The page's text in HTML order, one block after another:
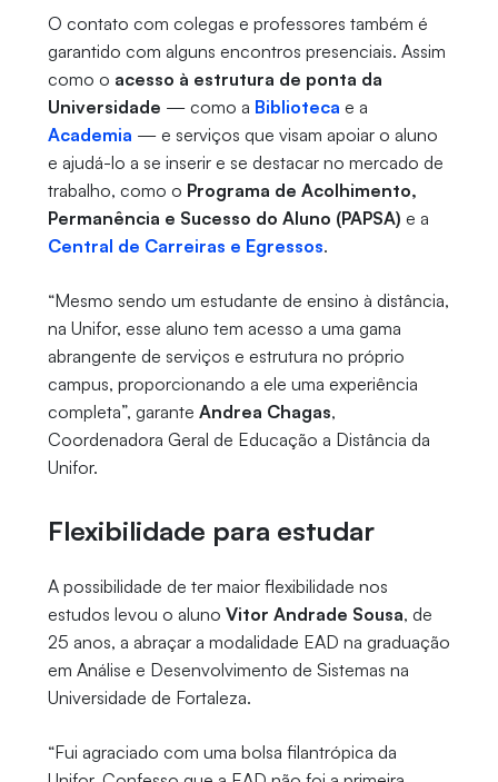
O contato com colegas e professores também é
garantido com alguns encontros presenciais. Assim
como o acesso à estrutura de ponta da
Universidade — como a Biblioteca e a
Academia — e serviços que visam apoiar o aluno
e ajudá-lo a se inserir e se destacar no mercado de
trabalho, como o Programa de Acolhimento,
Permanência e Sucesso do Aluno (PAPSA) e a
Central de Carreiras e Egressos.
“Mesmo sendo um estudante de ensino à distância,
na Unifor, esse aluno tem acesso a uma gama
abrangente de serviços e estrutura no próprio
campus, proporcionando a ele uma experiência
completa”, garante Andrea Chagas,
Coordenadora Geral de Educação a Distância da
Unifor.
Flexibilidade para estudar
A possibilidade de ter maior flexibilidade nos
estudos levou o aluno Vitor Andrade Sousa, de
25 anos, a abraçar a modalidade EAD na graduação
em Análise e Desenvolvimento de Sistemas na
Universidade de Fortaleza.
“Fui agraciado com uma bolsa filantrópica da